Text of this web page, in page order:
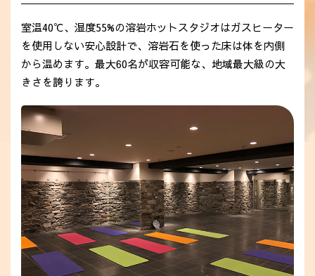
法人会員
アクセス
室温40℃、湿度55%の溶岩ホットスタジオはガスヒーター
を使用しない安心設計で、溶岩石を使った床は体を内側
から温めます。最大60名が収容可能な、地域最大級の大
きさを誇ります。